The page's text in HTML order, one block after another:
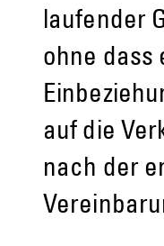
laufender
ohne dass
auf die
nach der